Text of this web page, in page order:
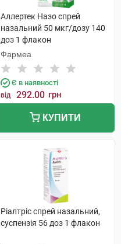
Аллертек Назо спрей
назальний 50 мкг/дозу 140
доз 1 флакон
Фармеа
Є в наявності
від 292.00 грн
КУПИТИ
Ріалтріс спрей назальний,
суспензія 56 доз 1 флакон